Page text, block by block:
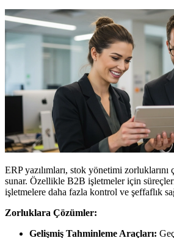
ERP yazılımları, stok yönetimi
sunar. Özellikle B2B işletmeler için
işletmelere daha fazla kontrol ve şeffaflık
Zorluklara Çözümler:
Gelişmiş Tahminleme Araçları: